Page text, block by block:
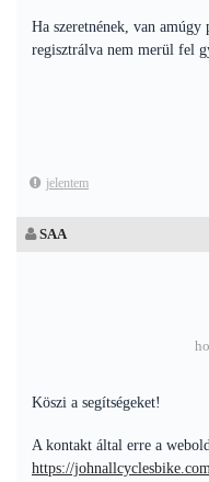
Ha szeretnének, van
regisztrálva nem merül fel
jelentem
SAA
Köszi a segítségeket!
A kontakt által erre a
https://